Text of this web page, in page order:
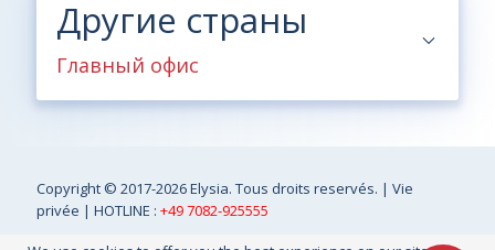
Другие страны
Главный офис
Copyright © 2017-2026 Elysia. Tous droits reservés. |Vie
privée | HOTLINE :+49 7082-925555